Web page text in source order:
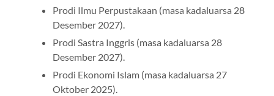
Prodi Ilmu Perpustakaan (masa kadaluarsa 28
Desember 2027).
Prodi Sastra Inggris (masa kadaluarsa 28
Desember 2027).
Prodi Ekonomi Islam (masa kadaluarsa 27
Oktober 2025).